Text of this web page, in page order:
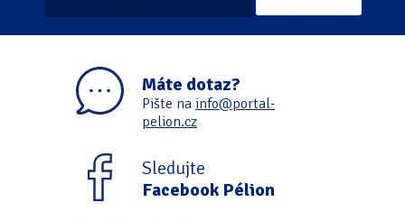
Máte dotaz?
Pište na info@portal-
pelion.cz
Sledujte
Facebook Pélion